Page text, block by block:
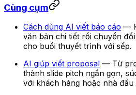
Cùng cụm
Cách dùng AI viết báo cáo —
văn bản chi tiết rồi chuyển
cho buổi thuyết trình với sếp.
AI giúp viết proposal — Từ
thành slide pitch ngắn gọn,
với khách hàng hoặc nhà đầu